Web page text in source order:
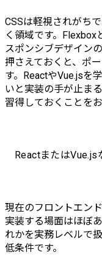
CSSは軽視されがち
く領域です。Flexbox
スポンシブデザイン
押さえておくと、ポ
す。ReactやVue.jsを
いと実装の手が止ま
習得しておくことをお
ReactまたはVue.js
現在のフロントエン
実装する場面はほぼ
れかを実務レベルで
低条件です。